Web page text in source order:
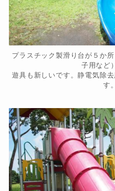
プラスチック製滑り台が５か
子用など
遊具も新しいです。静電気除
す。